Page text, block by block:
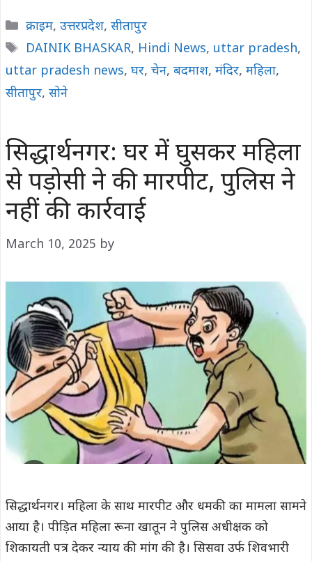
Categories
क्राइम, उत्तरप्रदेश, सीतापुर
Tags
DAINIK BHASKAR, Hindi News, uttar pradesh,
uttar pradesh news, घर, चेन, बदमाश, मंदिर, महिला,
सीतापुर, सोने
सिद्धार्थनगर: घर में घुसकर महिला
से पड़ोसी ने की मारपीट, पुलिस ने
नहीं की कार्रवाई
March 10, 2025 by
सिद्धार्थनगर। महिला के साथ मारपीट और धमकी का मामला सामने
आया है। पीड़ित महिला रूना खातून ने पुलिस अधीक्षक को
शिकायती पत्र देकर न्याय की मांग की है। सिसवा उर्फ शिवभारी